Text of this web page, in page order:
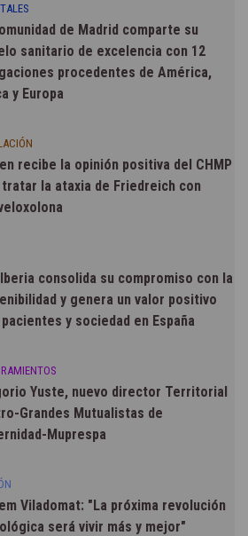
de Madrid comparte su
sanitario de excelencia con 12
procedentes de América,
y Europa
recibe la opinión positiva del CHMP
tratar la ataxia de Friedreich con
Iberia consolida su compromiso con la
y genera un valor positivo
y sociedad en España
Yuste, nuevo director Territorial
Grandes Mutualistas de
Muprespa
Viladomat: "La próxima revolución
será vivir más y mejor"